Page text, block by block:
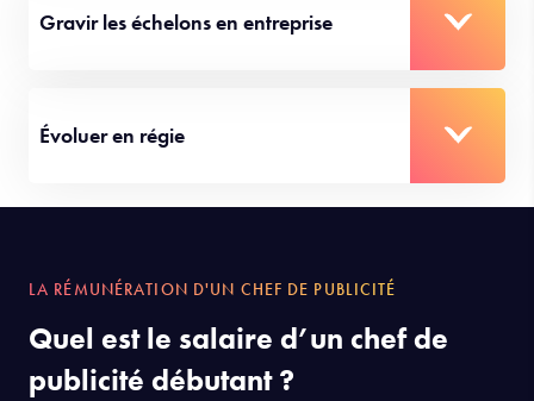
Gravir les échelons en entreprise
Évoluer en régie
LA RÉMUNÉRATION D'UN CHEF DE PUBLICITÉ
Quel est le salaire d’un chef de
publicité débutant ?